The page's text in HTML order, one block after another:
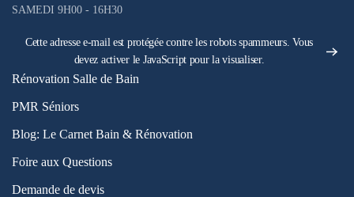
SAMEDI 9H00 - 16H30
Cette adresse e-mail est protégée contre les robots spammeurs. Vous
devez activer le JavaScript pour la visualiser.
Rénovation Salle de Bain
PMR Séniors
Blog: Le Carnet Bain & Rénovation
Foire aux Questions
Demande de devis